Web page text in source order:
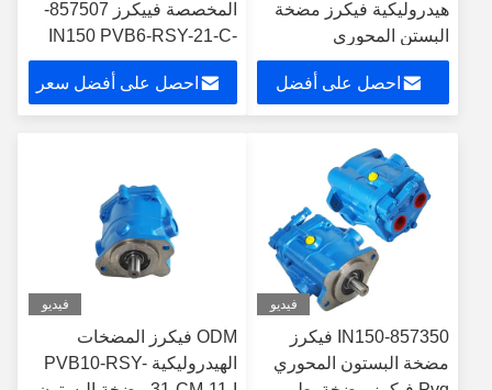
هيدروليكية فيكرز مضخة
البستن المحوري
احصل على أفضل
المخصصة فييكرز 857507-
IN150 PVB6-RSY-21-C-
11-IN1 ODM
احصل على أفضل سعر
فيديو
857350-IN150 فيكرز
مضخة البستون المحوري
فيديو
ODM فيكرز المضخات
الهيدروليكية PVB10-RSY-